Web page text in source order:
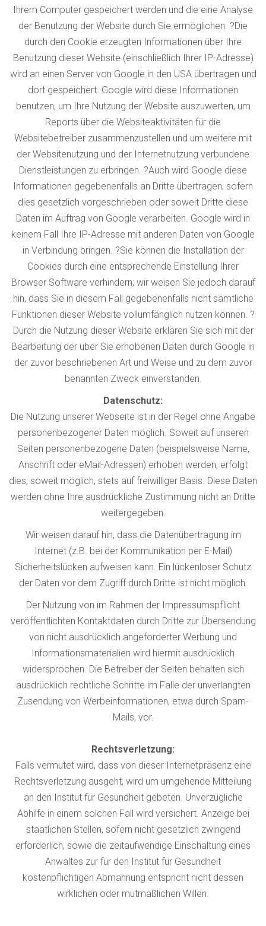
Ihrem Computer gespeichert werden und die eine Analyse
der Benutzung der Website durch Sie ermöglichen. ?Die
durch den Cookie erzeugten Informationen über Ihre
Benutzung dieser Website (einschließlich Ihrer IP-Adresse)
wird an einen Server von Google in den USA übertragen und
dort gespeichert. Google wird diese Informationen
benutzen, um Ihre Nutzung der Website auszuwerten, um
Reports über die Websiteaktivitäten für die
Websitebetreiber zusammenzustellen und um weitere mit
der Websitenutzung und der Internetnutzung verbundene
Dienstleistungen zu erbringen. ?Auch wird Google diese
Informationen gegebenenfalls an Dritte übertragen, sofern
dies gesetzlich vorgeschrieben oder soweit Dritte diese
Daten im Auftrag von Google verarbeiten. Google wird in
keinem Fall Ihre IP-Adresse mit anderen Daten von Google
in Verbindung bringen. ?Sie können die Installation der
Cookies durch eine entsprechende Einstellung Ihrer
Browser Software verhindern; wir weisen Sie jedoch darauf
hin, dass Sie in diesem Fall gegebenenfalls nicht sämtliche
Funktionen dieser Website vollumfänglich nutzen können. ?
Durch die Nutzung dieser Website erklären Sie sich mit der
Bearbeitung der über Sie erhobenen Daten durch Google in
der zuvor beschriebenen Art und Weise und zu dem zuvor
benannten Zweck einverstanden.
Datenschutz:
Die Nutzung unserer Webseite ist in der Regel ohne Angabe
personenbezogener Daten möglich. Soweit auf unseren
Seiten personenbezogene Daten (beispielsweise Name,
Anschrift oder eMail-Adressen) erhoben werden, erfolgt
dies, soweit möglich, stets auf freiwilliger Basis. Diese Daten
werden ohne Ihre ausdrückliche Zustimmung nicht an Dritte
weitergegeben.
Wir weisen darauf hin, dass die Datenübertragung im
Internet (z.B. bei der Kommunikation per E-Mail)
Sicherheitslücken aufweisen kann. Ein lückenloser Schutz
der Daten vor dem Zugriff durch Dritte ist nicht möglich.
Der Nutzung von im Rahmen der Impressumspflicht
veröffentlichten Kontaktdaten durch Dritte zur Übersendung
von nicht ausdrücklich angeforderter Werbung und
Informationsmaterialien wird hiermit ausdrücklich
widersprochen. Die Betreiber der Seiten behalten sich
ausdrücklich rechtliche Schritte im Falle der unverlangten
Zusendung von Werbeinformationen, etwa durch Spam-
Mails, vor.
Rechtsverletzung:
Falls vermutet wird, dass von dieser Internetpräsenz eine
Rechtsverletzung ausgeht, wird um umgehende Mitteilung
an den Institut für Gesundheit gebeten. Unverzügliche
Abhilfe in einem solchen Fall wird versichert. Anzeige bei
staatlichen Stellen, sofern nicht gesetzlich zwingend
erforderlich, sowie die zeitaufwendige Einschaltung eines
Anwaltes zur für den Institut für Gesundheit
kostenpflichtigen Abmahnung entspricht nicht dessen
wirklichen oder mutmaßlichen Willen.